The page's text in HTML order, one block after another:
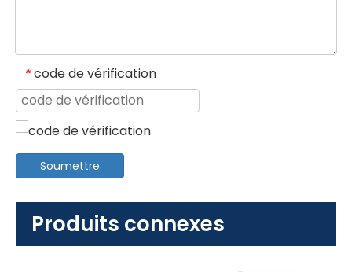
* code de vérification
Soumettre
Produits connexes